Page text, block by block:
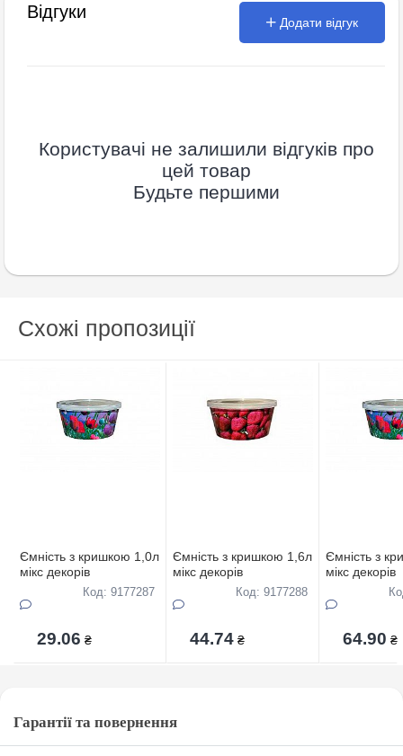
Відгуки
Додати відгук
Користувачі не залишили відгуків про
цей товар
Будьте першими
Схожі пропозиції
Ємнiсть з кришкою 1,0л
мiкс декорiв
Код: 9177287
29.06 ₴
Ємнiсть з кришкою 1,6л
мiкс декорiв
Код: 9177288
44.74 ₴
Ємнiсть з
мiкс декорiв
64.90 ₴
Гарантії та повернення